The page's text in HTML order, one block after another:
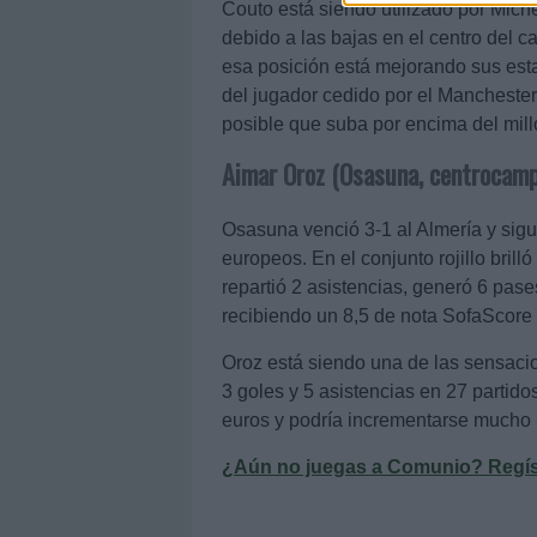
Couto está siendo utilizado por
debido a las bajas en el centro del
esa posición está mejorando sus
del jugador cedido por el
posible que suba por encima del
Aimar Oroz (Osasuna,
Osasuna venció 3-1 al Almería y
europeos. En el conjunto rojillo
repartió 2 asistencias, generó 6
recibiendo un 8,5 de nota
Oroz está siendo una de las
3 goles y 5 asistencias en 27
euros y podría incrementarse
¿Aún no juegas a Comunio?